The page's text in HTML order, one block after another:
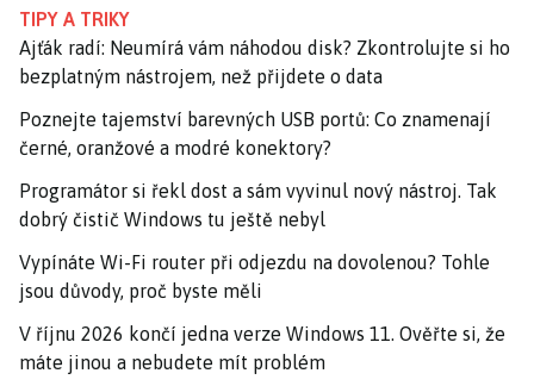
TIPY A TRIKY
Ajťák radí: Neumírá vám náhodou disk? Zkontrolujte si ho
bezplatným nástrojem, než přijdete o data
Poznejte tajemství barevných USB portů: Co znamenají
černé, oranžové a modré konektory?
Programátor si řekl dost a sám vyvinul nový nástroj. Tak
dobrý čistič Windows tu ještě nebyl
Vypínáte Wi-Fi router při odjezdu na dovolenou? Tohle
jsou důvody, proč byste měli
V říjnu 2026 končí jedna verze Windows 11. Ověřte si, že
máte jinou a nebudete mít problém